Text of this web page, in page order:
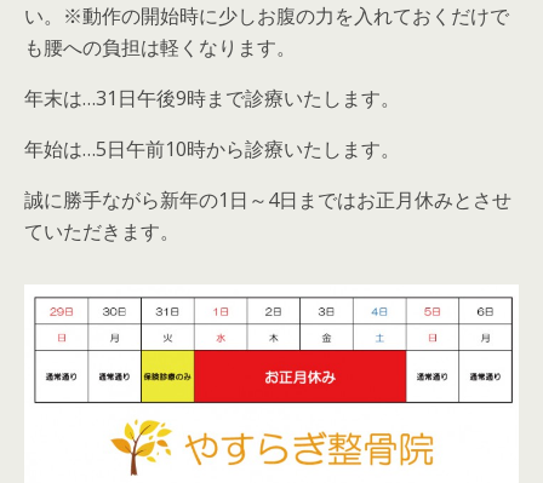
い。※動作の開始時に少しお腹の力を入れておくだけで
も腰への負担は軽くなります。
年末は…31日午後9時まで診療いたします。
年始は…5日午前10時から診療いたします。
誠に勝手ながら新年の1日～4日まではお正月休みとさせ
ていただきます。